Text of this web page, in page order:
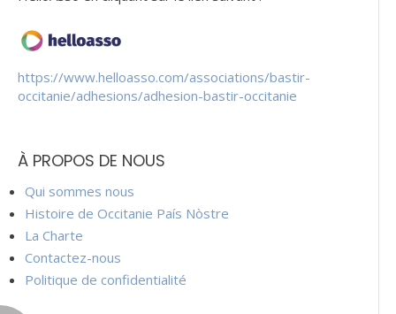
https://www.helloasso.com/associations/bastir-
occitanie/adhesions/adhesion-bastir-occitanie
À PROPOS DE NOUS
Qui sommes nous
Histoire de Occitanie País Nòstre
La Charte
Contactez-nous
Politique de confidentialité